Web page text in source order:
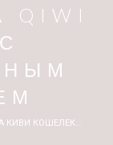
КИВИ КОШЕЛЕК…